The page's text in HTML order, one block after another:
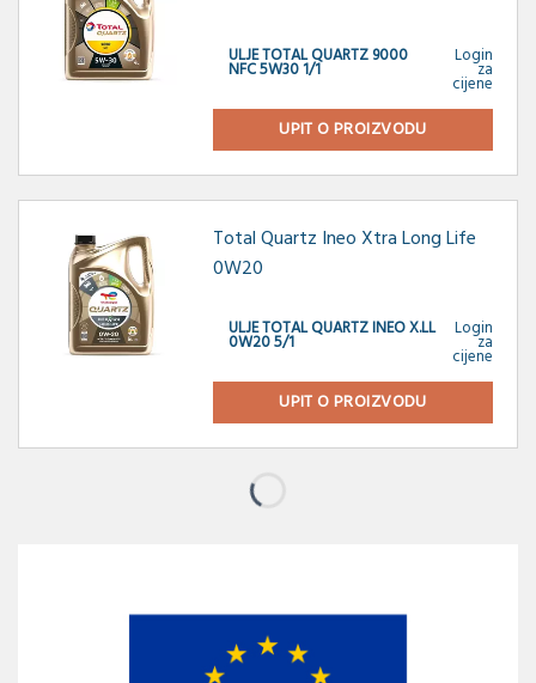
ULJE TOTAL QUARTZ 9000
NFC 5W30 1/1
Login
za
cijene
UPIT O PROIZVODU
Total Quartz Ineo Xtra Long Life
0W20
ULJE TOTAL QUARTZ INEO X.LL
0W20 5/1
Login
za
cijene
UPIT O PROIZVODU